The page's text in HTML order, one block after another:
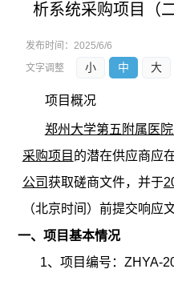
析系统采购项目（
发布时间：2025/6/6
文字调整
小 中 大
项目概况
郑州大学第五附属医
采购项目 的潜在供应商应
公司获取磋商文件，并于
（北京时间）前提交响应文
一、项目基本情况
1、项目编号：ZHYA-